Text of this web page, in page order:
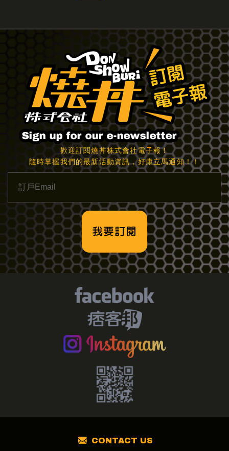
歡迎訂閱燒丼株式會社電子報！
隨時掌握我們的最新活動資訊，好康立馬通知！！
我要訂閱
CONTACT US